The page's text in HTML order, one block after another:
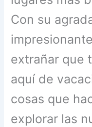
Con su
extrañar que
aquí de
cosas que
explorar las